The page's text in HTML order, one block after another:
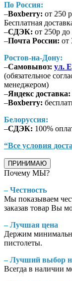
По Россия:
–Boxberry: от 250
Бесплатная
–СДЭК: от 250р
–Почта России: от
Ростов-на-Дону:
–Самовывоз: ул.
(обязательное
менеджером)
–Яндекс доставка:
–Boxberry:
Белоруссия:
–СДЭК: 100%
“Все условия
ПРИНИМАЮ
Почему МЫ?
– Честность
Мы показываем
заказав товар Вы
– Лучшая цена
Держим
пистолеты.
– Лучший выбор
Всегда в наличии